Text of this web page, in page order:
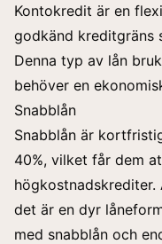
Kontokredit är en
godkänd kreditgräns
Denna typ av lån
behöver en
Snabblån
Snabblån är
40%, vilket får dem
högkostnadskrediter.
det är en dyr
med snabblån och